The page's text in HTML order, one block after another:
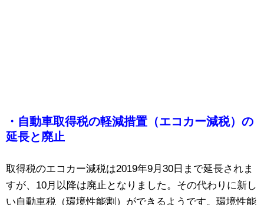
・自動車取得税の軽減措置（エコカー減税）の
延長と廃止
取得税のエコカー減税は2019年9月30日まで延長されま
すが、10月以降は廃止となりました。その代わりに新し
い自動車税（環境性能割）ができるようです。環境性能